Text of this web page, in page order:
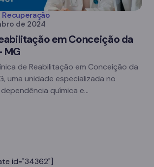
de 2024
em Conceição da
MG
de Reabilitação em Conceição da
uma unidade especializada no
química e…
id="34362"]